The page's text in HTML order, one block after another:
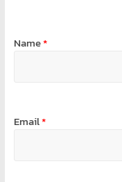
Name*
Email*